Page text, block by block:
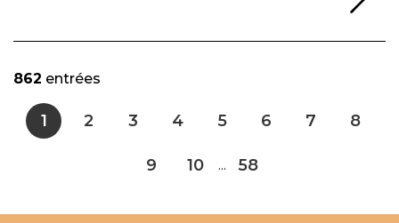
862 entrées
1 2 3 4 5 6 7 8
9 10 ... 58